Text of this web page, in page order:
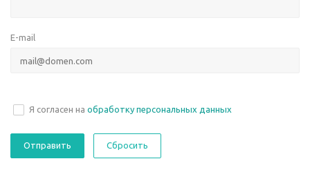
E-mail
Я согласен на обработку персональных данных
Сбросить